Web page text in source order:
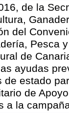
de la
del
Pesca
de
ayudas
de estado
de
a la